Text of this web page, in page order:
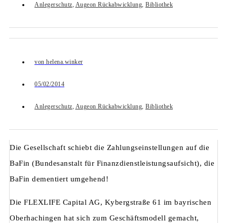
Anlegerschutz, Augeon Rückabwicklung, Bibliothek
von helena.winker
05/02/2014
Anlegerschutz, Augeon Rückabwicklung, Bibliothek
Die Gesellschaft schiebt die Zahlungseinstellungen auf die
BaFin (Bundesanstalt für Finanzdienstleistungsaufsicht), die
BaFin dementiert umgehend!
Die FLEXLIFE Capital AG, Kybergstraße 61 im bayrischen
Oberhachingen hat sich zum Geschäftsmodell gemacht,